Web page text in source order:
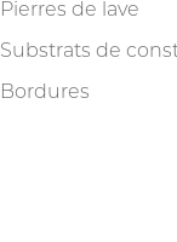
Pierres de lave
Substrats de
Bordures